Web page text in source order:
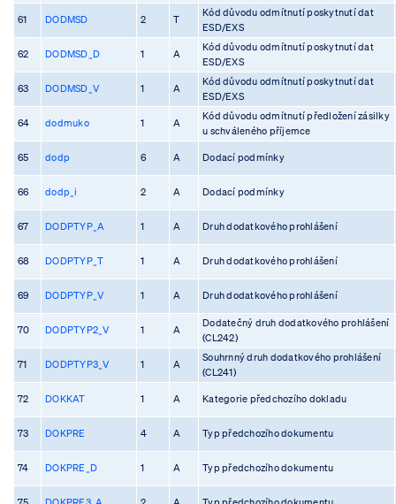
61 DODMSD 2 T
Kód důvodu odmítnutí poskytnutí dat
ESD/EXS
62 DODMSD_D 1 A
Kód důvodu odmítnutí poskytnutí dat
ESD/EXS
63 DODMSD_V 1 A
Kód důvodu odmítnutí poskytnutí dat
ESD/EXS
64 dodmuko 1 A
Kód důvodu odmítnutí předložení zásilky
u schváleného příjemce
65 dodp 6 A Dodací podmínky
66 dodp_i 2 A Dodací podmínky
67 DODPTYP_A 1 A Druh dodatkového prohlášení
68 DODPTYP_T 1 A Druh dodatkového prohlášení
69 DODPTYP_V 1 A Druh dodatkového prohlášení
70 DODPTYP2_V 1 A
Dodatečný druh dodatkového prohlášení
(CL242)
71 DODPTYP3_V 1 A
Souhrnný druh dodatkového prohlášení
(CL241)
72 DOKKAT 1 A Kategorie předchozího dokladu
73 DOKPRE 4 A Typ předchozího dokumentu
74 DOKPRE_D 1 A Typ předchozího dokumentu